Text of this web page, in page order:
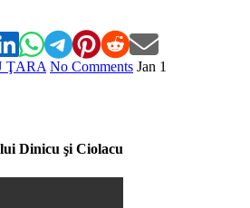
ŢARA No Comments Jan 1
Dinicu şi Ciolacu